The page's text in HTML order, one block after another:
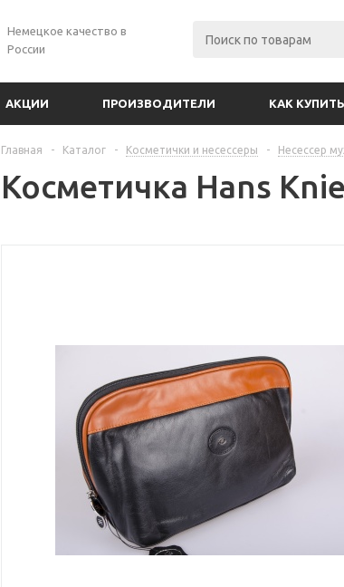
Немецкое качество в
России
АКЦИИ ПРОИЗВОДИТЕЛИ КАК КУПИТЬ
Главная - Каталог - Косметички и несессеры - Несессер
Косметичка Hans